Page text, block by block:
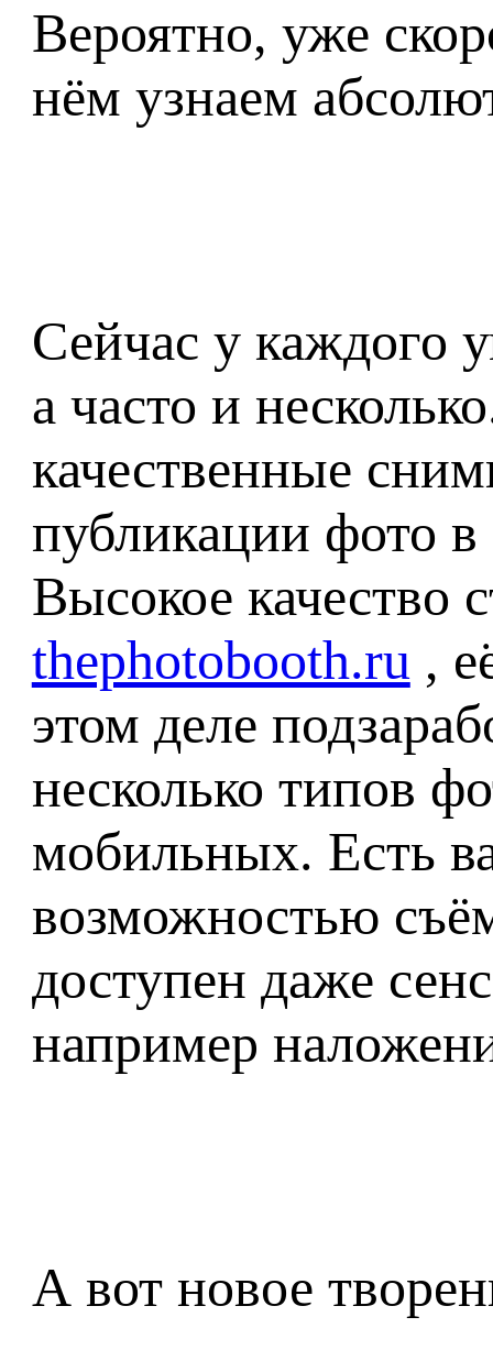
Вероятно, уже
нём узнаем
Сейчас у каждого
а часто и
качественные
публикации фото в
Высокое качество
thephotobooth.ru ,
этом деле
несколько типов
мобильных. Есть
возможностью
доступен даже
например
А вот новое